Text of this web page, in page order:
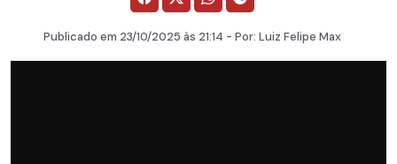
Publicado em 23/10/2025 às 21:14 - Por: Luiz Felipe Max